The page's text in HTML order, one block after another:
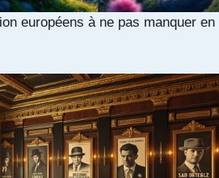
européens à ne pas manquer en